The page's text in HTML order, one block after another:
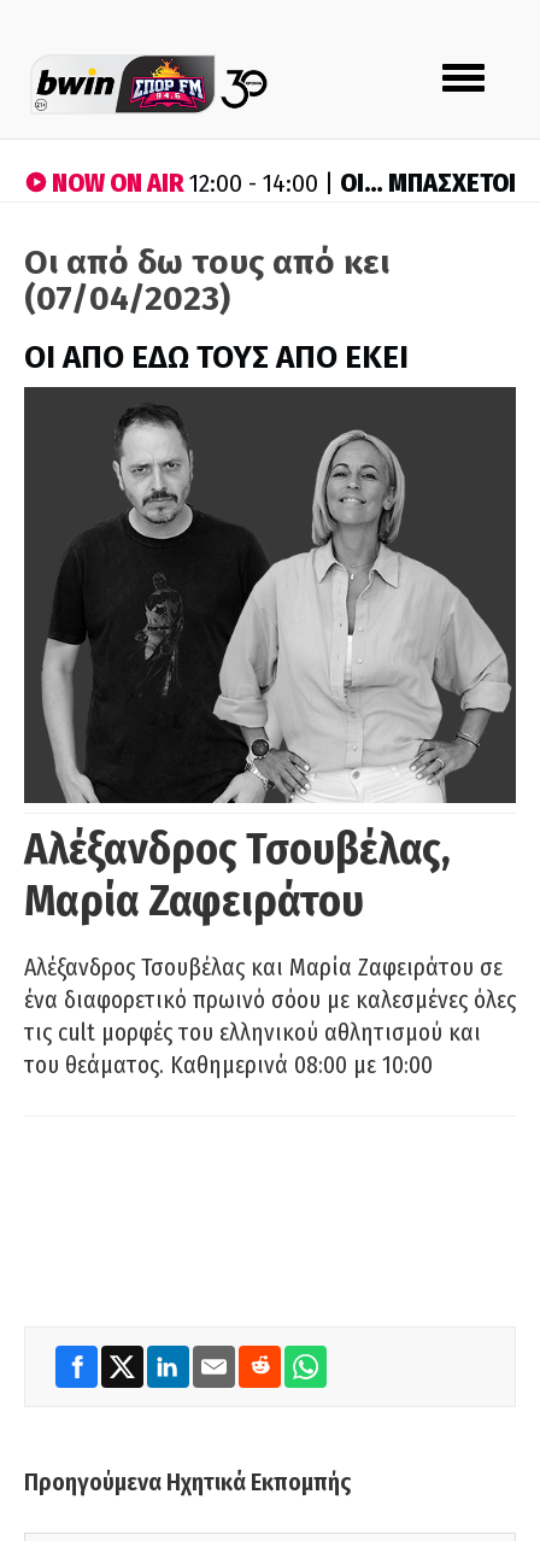
Toggle
navigation
NOW ON AIR12:00 - 14:00 | ΟΙ… ΜΠΑΣΧΕΤΟΙ
Οι από δω τους από κει
(07/04/2023)
ΟΙ ΑΠΟ ΕΔΩ ΤΟΥΣ ΑΠΟ ΕΚΕΙ
Αλέξανδρος Τσουβέλας,
Μαρία Ζαφειράτου
Αλέξανδρος Τσουβέλας και Μαρία Ζαφειράτου σε
ένα διαφορετικό πρωινό σόου με καλεσμένες όλες
τις cult μορφές του ελληνικού αθλητισμού και
του θεάματος. Καθημερινά 08:00 με 10:00
Προηγούμενα Ηχητικά Εκπομπής